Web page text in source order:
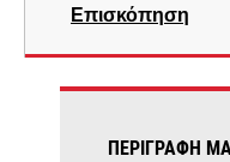
Επισκόπηση
ΠΕΡΙΓΡΑΦΉ